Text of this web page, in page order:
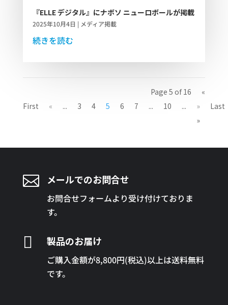
『ELLE デジタル』にナボソ ニューロボールが掲載
2025年10月4日 | メディア掲載
続きを読む
Page 5 of 16
«
First
« ... 3 4 5 6 7 ... 10 ... »
Last
»
 メールでのお問合せ
お問合せフォームより受け付けておりま
す。
 製品のお届け
ご購入金額が8,800円(税込)以上は送料無料
です。